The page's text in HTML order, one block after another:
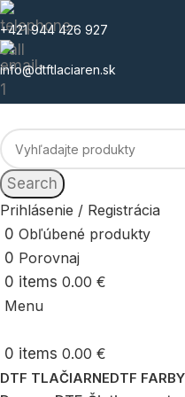
+421 944 426 927
info@dtftlaciaren.sk
Search
Prihlásenie / Registrácia
0 Obľúbené produkty
0 Porovnaj
0 items 0.00 €
Menu
0 items 0.00 €
DTF TLAČIARNEDTF FARBY